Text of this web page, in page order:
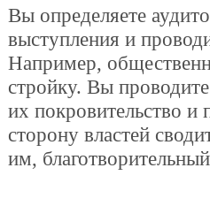
Вы определяете
выступления и
Например,
стройку. Вы
их покровительство
сторону властей
им,